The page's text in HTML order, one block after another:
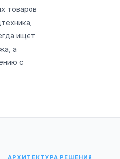
товаров
ищет
а
с
АРХИТЕКТУРА РЕШЕНИЯ